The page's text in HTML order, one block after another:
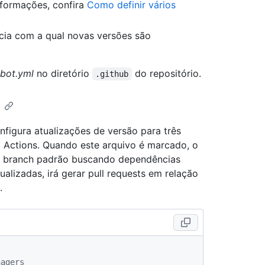
confira Como definir vários
com a qual novas versões são
no diretório .github do repositório.
atualizações de versão para três
Quando este arquivo é marcado, o
padrão buscando dependências
irá gerar pull requests em relação